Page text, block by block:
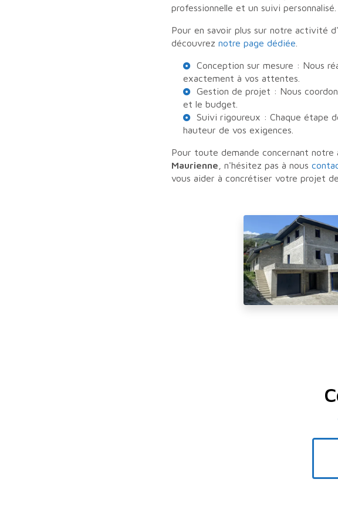
professionnelle et un suivi personnalisé.
Pour en savoir plus sur notre activité d'
découvrez notre page dédiée
Conception sur mesure : Nous
exactement à vos attentes.
Gestion de projet : Nous
et le budget.
Suivi rigoureux : Chaque étape
hauteur de vos exigences.
Pour toute demande concernant
Maurienne , n'hésitez pas à nous
vous aider à concrétiser votre projet de